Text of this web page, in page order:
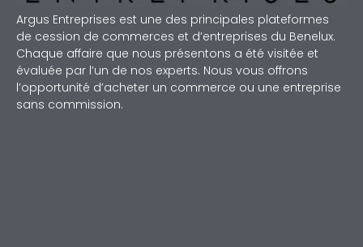
Argus Entreprises est une des principales plateformes
de cession de commerces et d’entreprises du Benelux.
Chaque affaire que nous présentons a été visitée et
évaluée par l’un de nos experts. Nous vous offrons
l’opportunité d’acheter un commerce ou une entreprise
sans commission.